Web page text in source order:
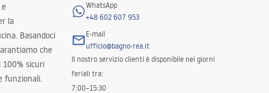
la
Basandoci
che
sicuri
funzionali.
WhatsApp
+48 602 607 953
E-mail
ufficio@bagno-rea.it
Il nostro servizio clienti è disponibile nei giorni
feriali tra:
7:00–15:30